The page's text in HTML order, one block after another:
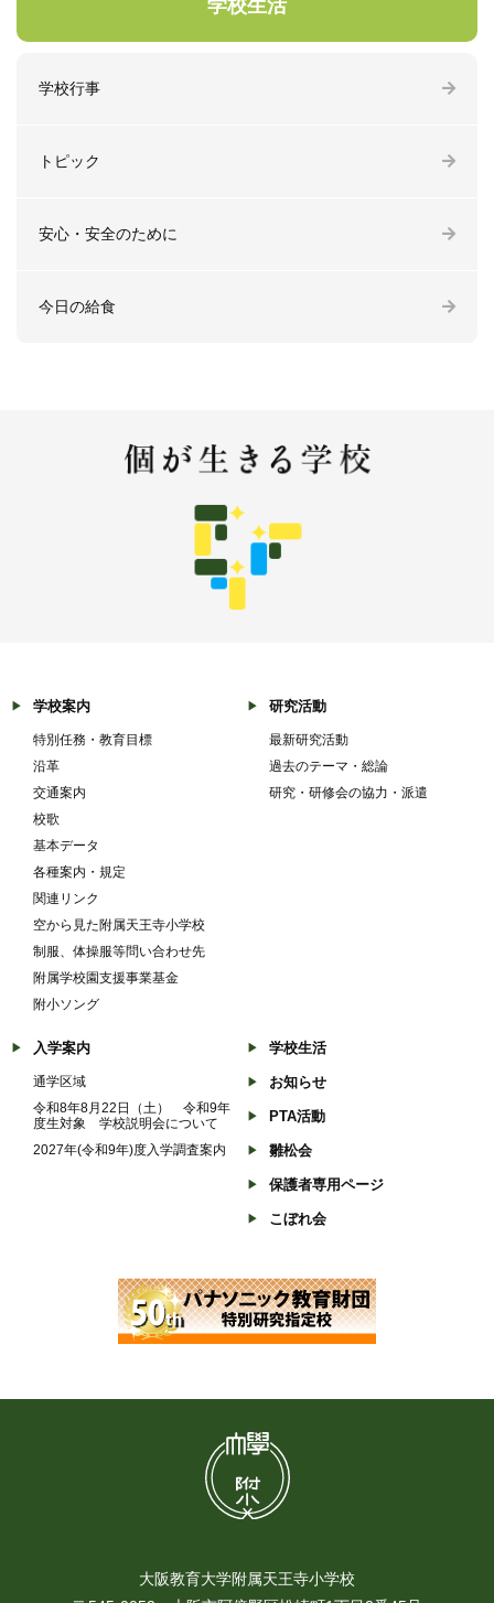
学校生活
学校行事
トピック
安心・安全のために
今日の給食
学校案内
特別任務・教育目標
沿革
交通案内
校歌
基本データ
各種案内・規定
関連リンク
空から見た附属天王寺小学校
制服、体操服等問い合わせ先
附属学校園支援事業基金
附小ソング
研究活動
最新研究活動
過去のテーマ・総論
研究・研修会の協力・派遣
入学案内
通学区域
令和8年8月22日（土） 令和9年
度生対象 学校説明会について
2027年(令和9年)度入学調査案内
学校生活
お知らせ
PTA活動
雛松会
保護者専用ページ
こぼれ会
大阪教育大学附属天王寺小学校